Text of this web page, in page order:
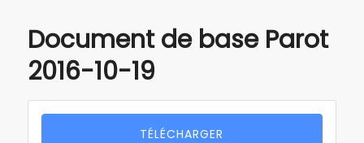
Document de base Parot
2016-10-19
TÉLÉCHARGER